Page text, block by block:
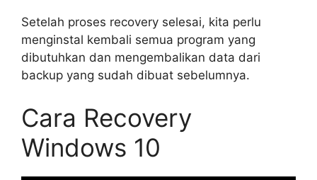
Setelah proses recovery selesai, kita perlu
menginstal kembali semua program yang
dibutuhkan dan mengembalikan data dari
backup yang sudah dibuat sebelumnya.
Cara Recovery
Windows 10